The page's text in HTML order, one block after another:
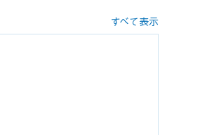
すべて表示